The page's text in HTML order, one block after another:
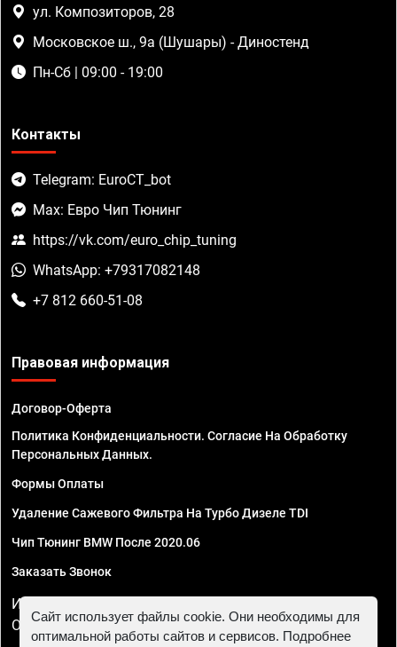
ул. Композиторов, 28
Московское ш., 9а (Шушары) - Диностенд
Пн-Сб | 09:00 - 19:00
Контакты
Telegram: EuroCT_bot
Max: Евро Чип Тюнинг
https://vk.com/euro_chip_tuning
WhatsApp: +79317082148
+7 812 660-51-08
Правовая информация
Договор-Оферта
Политика Конфиденциальности. Согласие На Обработку
Персональных Данных.
Формы Оплаты
Удаление Сажевого Фильтра На Турбо Дизеле TDI
Чип Тюнинг BMW После 2020.06
Заказать Звонок
ИП Смирнов Георгий Павлович. ИНН 781302555843,
ОГРНИП 324470400032610
Сайт использует файлы cookie. Они необходимы для
оптимальной работы сайтов и сервисов. Подробнее